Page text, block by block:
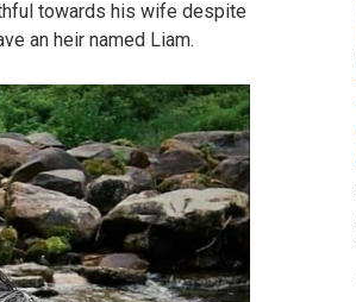
towards his wife despite
an heir named Liam.